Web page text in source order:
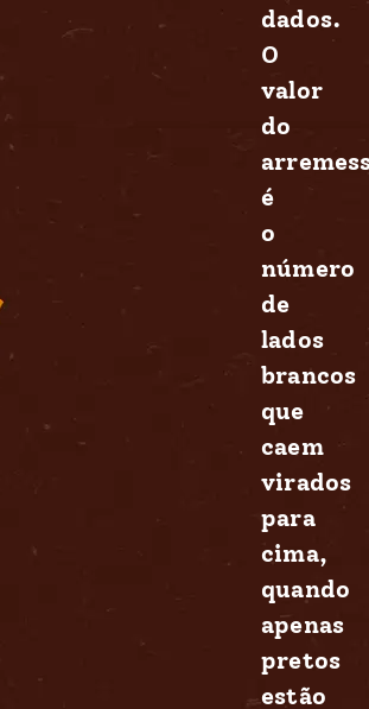
dados.
O
valor
do
é
o
número
de
lados
brancos
que
caem
virados
para
cima,
quando
apenas
pretos
estão